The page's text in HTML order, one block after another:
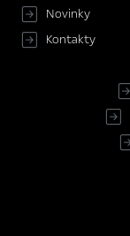
Novinky
Kontakty